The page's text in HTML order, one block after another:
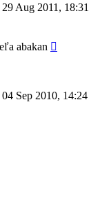
29 Aug 2011, 18:31
abakan
04 Sep 2010, 14:24